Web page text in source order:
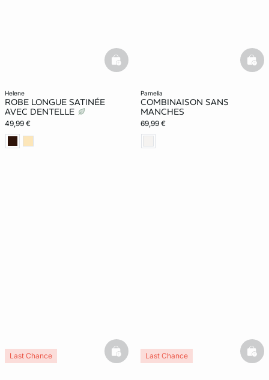
helene
ROBE LONGUE SATINÉE
AVEC DENTELLE
49,99 €
basketfull
pamelia
COMBINAISON SANS
MANCHES
69,99 €
Last Chance basketfullLast Chance